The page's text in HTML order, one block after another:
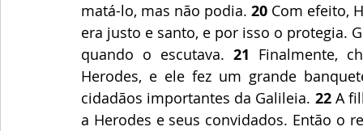
matá-lo, mas não podia. 20 Com efeito,
era justo e santo, e por isso o protegia.
quando o escutava. 21 Finalmente,
Herodes, e ele fez um grande
cidadãos importantes da Galileia. 22 A
a Herodes e seus convidados. Então o